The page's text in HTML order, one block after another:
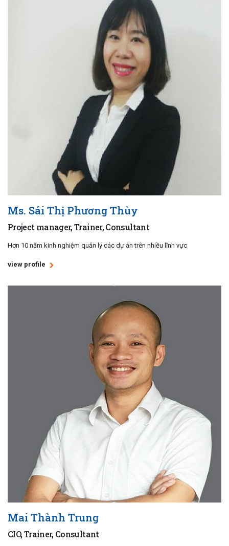
Ms. Sái Thị Phương Thùy
Project manager, Trainer, Consultant
Hơn 10 năm kinh nghiệm quản lý các dự án trên nhiều lĩnh vực
view profile
Mai Thành Trung
CIO, Trainer, Consultant